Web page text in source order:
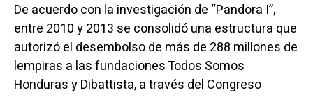
De acuerdo con la investigación de “Pandora I”,
entre 2010 y 2013 se consolidó una estructura que
autorizó el desembolso de más de 288 millones de
lempiras a las fundaciones Todos Somos
Honduras y Dibattista, a través del Congreso